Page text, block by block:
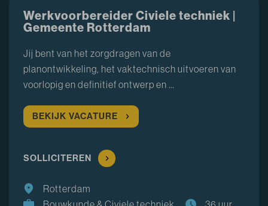
Werkvoorbereider Civiele techniek |
Gemeente Rotterdam
Jij bent van het zorgdragen van de
planontwikkeling, het vaktechnisch uitvoeren van
voorlopig en definitief ontwerp en …
BEKIJK VACATURE
SOLLICITEREN
Rotterdam